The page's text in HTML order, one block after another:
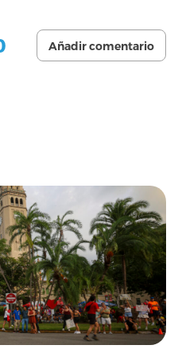
Añadir comentario